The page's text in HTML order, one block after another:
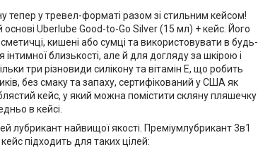
тепер у тревел-форматі разом зі стильним кейсом!
Uberlube Good-to-Go Silver (15 мл) + кейс. Його
кишені або сумці та використовувати в будь-
близькості, але й для догляду за шкірою і
три різновиди силікону та вітамін Е, що робить
без смаку та запаху, сертифікований у США як
кейс, у який можна помістити скляну пляшечку
в кейсі.
лубрикант найвищої якості. Преміумлубрикант 3в1
підходить для таких цілей: